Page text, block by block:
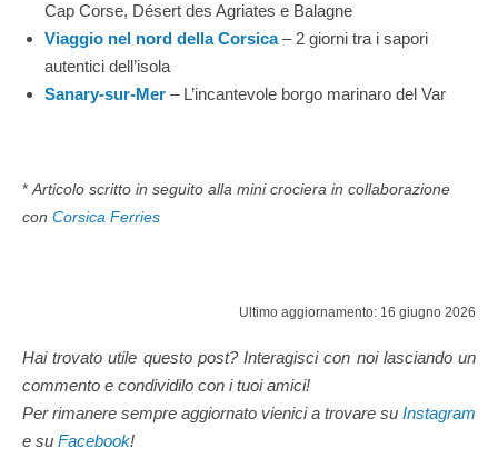
Cap Corse, Désert des Agriates e Balagne
Viaggio nel nord della Corsica– 2 giorni tra i sapori
autentici dell’isola
Sanary-sur-Mer – L’incantevole borgo marinaro del Var
*Articolo scritto in seguito alla mini crociera in collaborazione
con Corsica Ferries
Ultimo aggiornamento: 16 giugno 2026
Hai trovato utile questo post? Interagisci con noi lasciando un
commento e condividilo con i tuoi amici!
Per rimanere sempre aggiornato vienici a trovare su Instagram
e su Facebook!